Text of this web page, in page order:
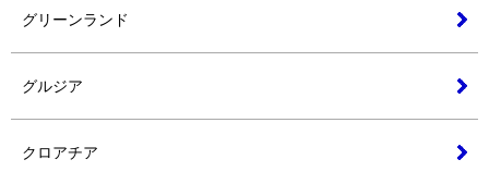
グリーンランド
グルジア
クロアチア